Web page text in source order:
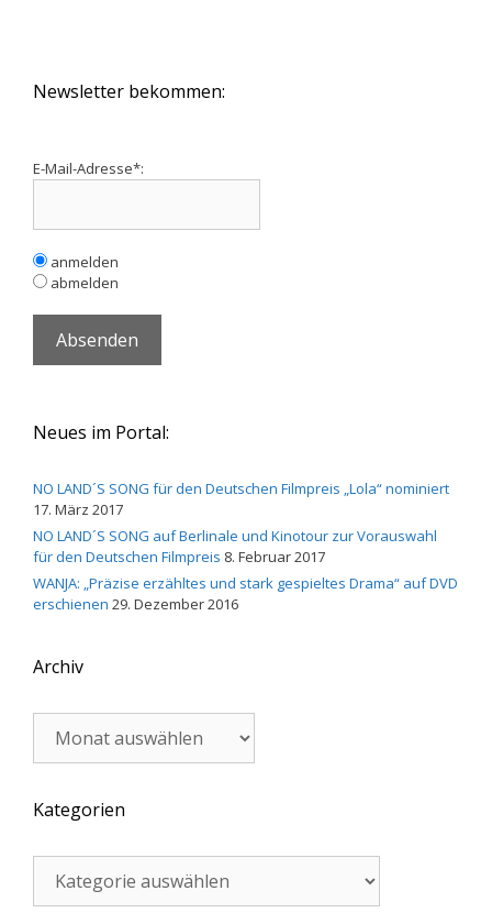
Newsletter bekommen:
E-Mail-Adresse*:
anmelden
abmelden
Neues im Portal:
NO LAND´S SONG für den Deutschen Filmpreis „Lola“ nominiert
17. März 2017
NO LAND´S SONG auf Berlinale und Kinotour zur Vorauswahl
für den Deutschen Filmpreis 8. Februar 2017
WANJA: „Präzise erzähltes und stark gespieltes Drama“ auf DVD
erschienen 29. Dezember 2016
Archiv
Kategorien